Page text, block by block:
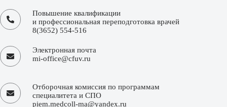
Повышение квалификации
и профессиональная переподготовка врачей
8(3652) 554-516
Электронная почта
mi-office@cfuv.ru
Отборочная комиссия по программам
специалитета и СПО
piem.medcoll-ma@yandex.ru